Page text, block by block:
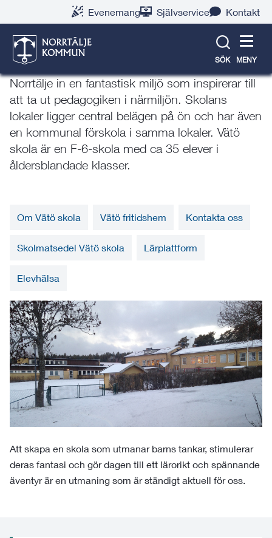
Evenemang Självservice Kontakt
SÖK MENY
Vätö skola
Skolan ligger på vackra ön Vätö strax norr om
Norrtälje in en fantastisk miljö som inspirerar till
att ta ut pedagogiken i närmiljön. Skolans
lokaler ligger central belägen på ön och har även
en kommunal förskola i samma lokaler. Vätö
skola är en F-6-skola med ca 35 elever i
åldersblandade klasser.
Om Vätö skola Vätö fritidshem Kontakta oss
Skolmatsedel Vätö skola Lärplattform
Elevhälsa
Att skapa en skola som utmanar barns tankar, stimulerar
deras fantasi och gör dagen till ett lärorikt och spännande
äventyr är en utmaning som är ständigt aktuell för oss.